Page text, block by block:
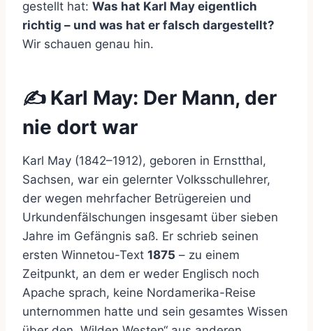
gestellt hat: Was hat Karl May eigentlich
richtig – und was hat er falsch dargestellt?
Wir schauen genau hin.
✍️ Karl May: Der Mann, der
nie dort war
Karl May (1842–1912), geboren in Ernstthal,
Sachsen, war ein gelernter Volksschullehrer,
der wegen mehrfacher Betrügereien und
Urkundenfälschungen insgesamt über sieben
Jahre im Gefängnis saß. Er schrieb seinen
ersten Winnetou-Text 1875 – zu einem
Zeitpunkt, an dem er weder Englisch noch
Apache sprach, keine Nordamerika-Reise
unternommen hatte und sein gesamtes Wissen